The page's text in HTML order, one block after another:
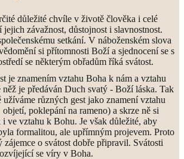
důležité chvíle v životě člověka i celé
závažnost, důstojnost i slavnostnost.
setkání. V náboženském slova
si přítomnosti Boží a sjednocení se s
se některým obřadům říká svátost.
je znamením vztahu Boha k nám a vztahu
je předáván Duch svatý - Boží láska. Tak
různých gest jako znamení vztahu
poklepání na rameno) a skrze ně si
i ve vztahu k Bohu. Je však důležité, aby
formalitou, ale upřímným projevem. Proto
zájemce o svátost dobře připravil. Svátosti
se víry v Boha.